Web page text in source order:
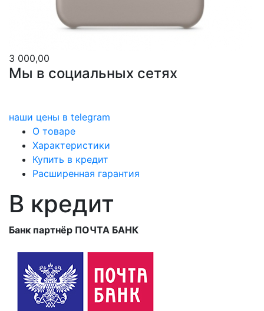
3 000,00
Мы в социальных сетях
наши цены в telegram
О товаре
Характеристики
Купить в кредит
Расширенная гарантия
В кредит
Банк партнёр ПОЧТА БАНК